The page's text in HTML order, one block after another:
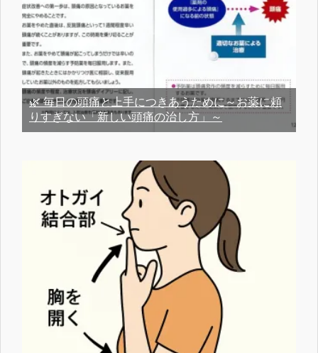
🌿 毎日の頭痛と上手につきあうために～お薬に頼
りすぎない「新しい頭痛の治し方」～